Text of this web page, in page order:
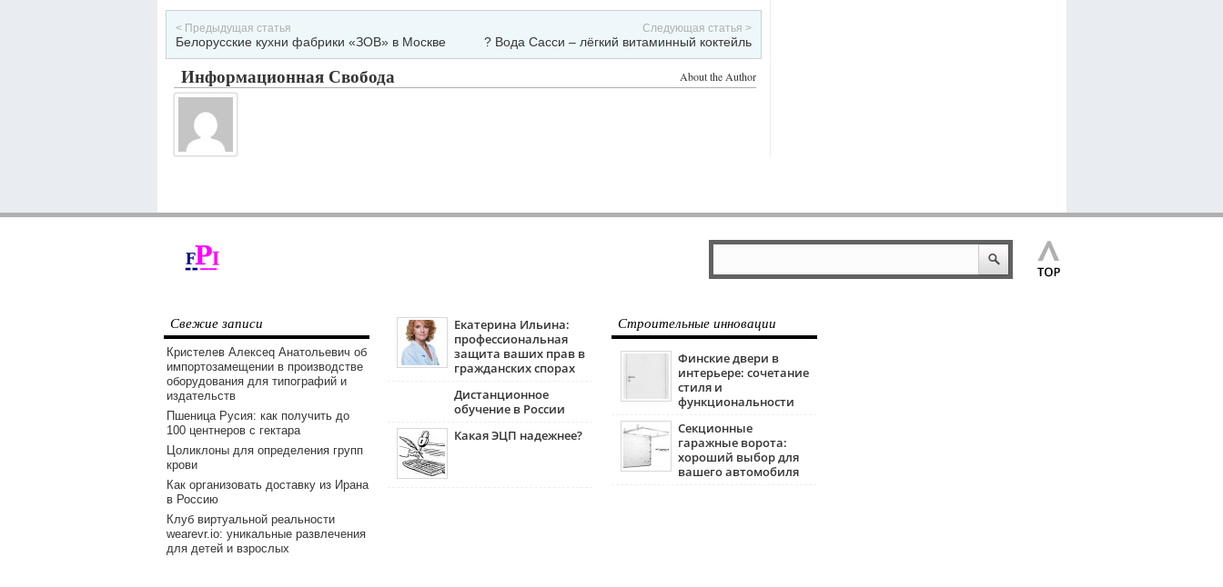
< Предыдущая статья
Белорусские кухни фабрики «ЗОВ» в Москве
Следующая статья >
? Вода Сасси – лёгкий витаминный коктейль
About the Author
Информационная Свобода
Свежие записи
Кристелев Алексеq Анатольевич об
импортозамещении в производстве
оборудования для типографий и
издательств
Пшеница Русия: как получить до
100 центнеров с гектара
Цоликлоны для определения групп
крови
Как организовать доставку из Ирана
в Россию
Клуб виртуальной реальности
wearevr.io: уникальные развлечения
для детей и взрослых
Екатерина Ильина:
профессиональная
защита ваших прав в
гражданских спорах
Дистанционное
обучение в России
Какая ЭЦП надежнее?
Строительные инновации
Финские двери в
интерьере: сочетание
стиля и
функциональности
Секционные
гаражные ворота:
хороший выбор для
вашего автомобиля